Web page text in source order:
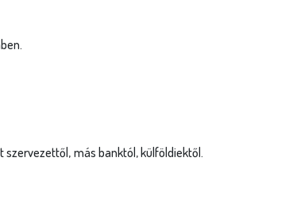
más banktól, külföldiektől.